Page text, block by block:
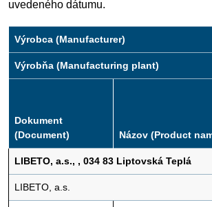
uvedeného dátumu.
Výrobca (Manufacturer)
Výrobňa (Manufacturing plant)
Dokument
(Document)
Názov (Product
LIBETO, a.s., , 034 83 Liptovská Teplá
LIBETO, a.s.